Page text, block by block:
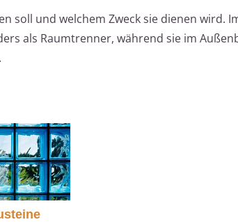
soll und welchem Zweck sie dienen wird.
als Raumtrenner, während sie im